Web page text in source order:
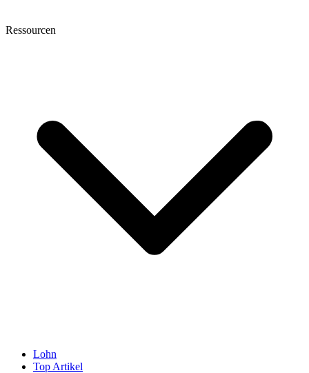
Ressourcen
Lohn
Top Artikel